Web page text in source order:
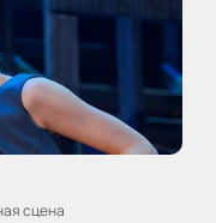
сцена